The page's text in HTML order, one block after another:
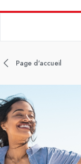
Page d'accueil